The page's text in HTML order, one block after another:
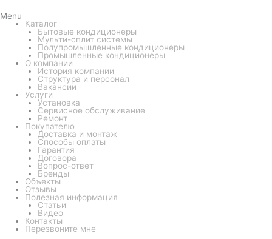
Menu
Каталог
Бытовые кондиционеры
Мульти-сплит системы
Полупромышленные кондиционеры
Промышленные кондиционеры
О компании
История компании
Структура и персонал
Вакансии
Услуги
Установка
Сервисное обслуживание
Ремонт
Покупателю
Доставка и монтаж
Способы оплаты
Гарантия
Договора
Вопрос-ответ
Бренды
Объекты
Отзывы
Полезная информация
Статьи
Видео
Контакты
Перезвоните мне